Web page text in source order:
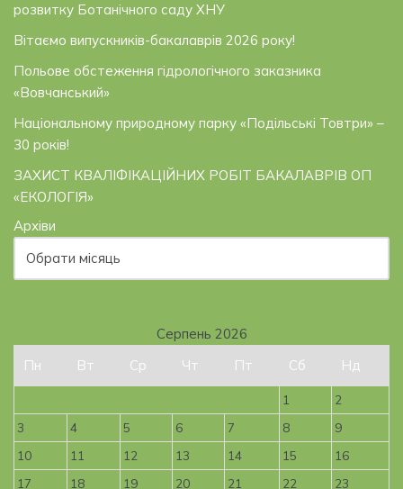
розвитку Ботанічного саду ХНУ
Вітаємо випускників-бакалаврів 2026 року!
Польове обстеження гідрологічного заказника
«Вовчанський»
Національному природному парку «Подільські Товтри» –
30 років!
ЗАХИСТ КВАЛІФІКАЦІЙНИХ РОБІТ БАКАЛАВРІВ ОП
«ЕКОЛОГІЯ»
Архіви
Серпень 2026
Пн
Вт Ср Чт Пт Сб Нд
1
2
3
4 5 6 7 8
9
10
11 12 13 14 15
16
17
18 19 20 21 22 23